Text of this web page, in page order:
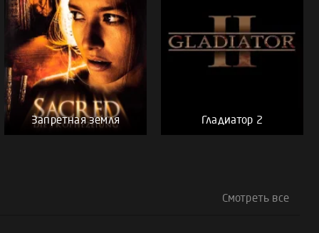
Запретная земля Гладиатор 2
Смотреть все